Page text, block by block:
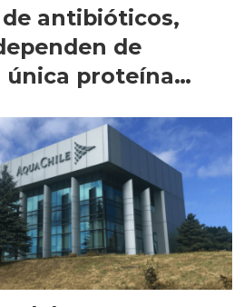
antibióticos,
de
única proteína